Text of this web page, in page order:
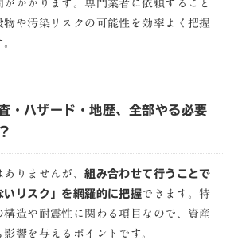
がかかります。専門業者に依頼すること
物や汚染リスクの可能性を効率よく把握
・ハザード・地歴、全部やる必要
ありませんが、組み合わせて行うことで
いリスク」を網羅的に把握できます。特
構造や耐震性に関わる項目なので、資産
影響を与えるポイントです。